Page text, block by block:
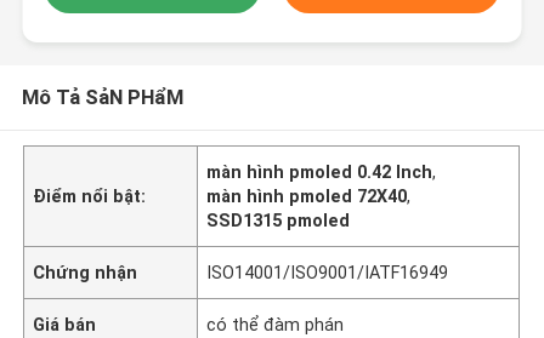
Mô Tả SảN PHẩM
Điểm nổi bật:
màn hình pmoled 0.42 Inch,
màn hình pmoled 72X40,
SSD1315 pmoled
Chứng nhận ISO14001/ISO9001/IATF16949
Giá bán có thể đàm phán